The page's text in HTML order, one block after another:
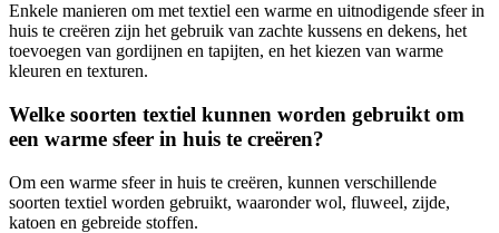
Enkele manieren om met textiel een warme en uitnodigende sfeer in
huis te creëren zijn het gebruik van zachte kussens en dekens, het
toevoegen van gordijnen en tapijten, en het kiezen van warme
kleuren en texturen.
Welke soorten textiel kunnen worden gebruikt om
een warme sfeer in huis te creëren?
Om een warme sfeer in huis te creëren, kunnen verschillende
soorten textiel worden gebruikt, waaronder wol, fluweel, zijde,
katoen en gebreide stoffen.